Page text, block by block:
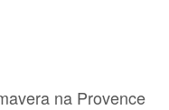
na Provence